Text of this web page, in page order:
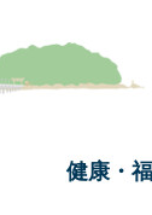
健康・